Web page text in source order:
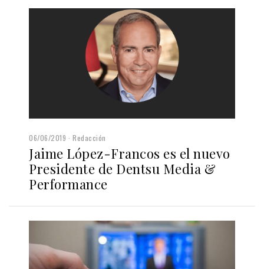
06/06/2019 Redacción
Jaime López-Francos es el nuevo
Presidente de Dentsu Media &
Performance